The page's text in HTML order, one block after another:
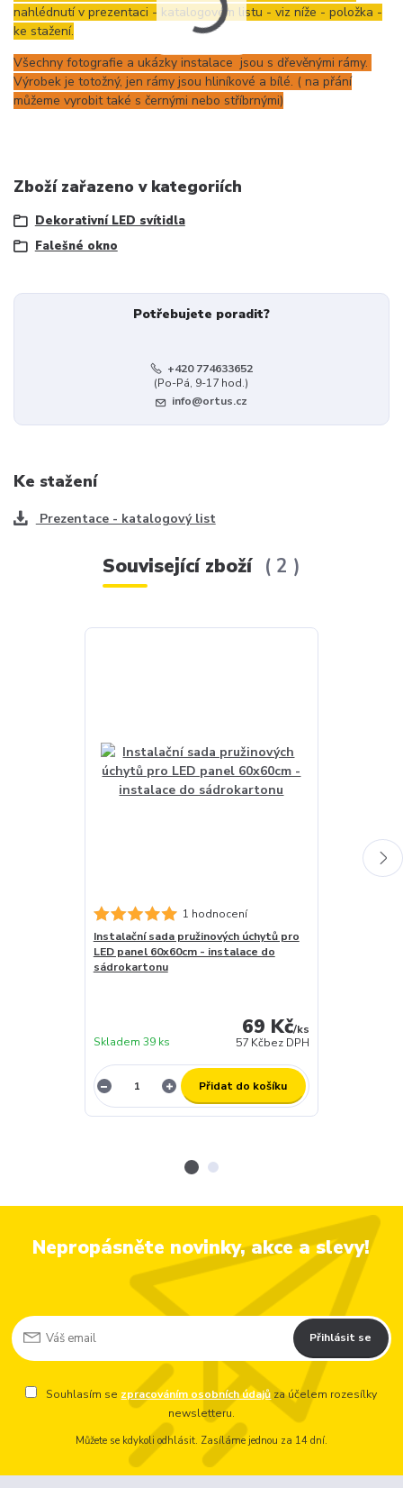
nahlédnutí v prezentaci - katalogovém listu - viz níže - položka -
ke stažení.
Všechny fotografie a ukázky instalace jsou s dřevěnými rámy.
Výrobek je totožný, jen rámy jsou hliníkové a bílé. ( na přání
můžeme vyrobit také s černými nebo stříbrnými)
Zboží zařazeno v kategoriích
Dekorativní LED svítidla
Falešné okno
Potřebujete poradit?
+420 774633652
(Po-Pá, 9-17 hod.)
info@ortus.cz
Ke stažení
Prezentace - katalogový list
Související zboží 2
1 hodnocení
Instalační sada pružinových úchytů pro
LED panel 60x60cm - instalace do
sádrokartonu
69 Kč/ks
57 Kčbez DPH
Skladem 39 ks
Přidat do košíku
Nepropásněte novinky, akce a slevy!
Přihlásit se
Souhlasím se zpracováním osobních údajů za účelem rozesílky
newsletteru.
Můžete se kdykoli odhlásit. Zasíláme jednou za 14 dní.